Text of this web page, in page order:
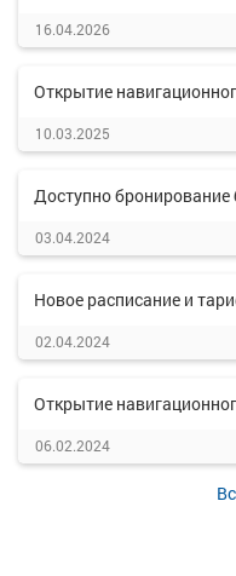
16.04.2026
Открытие
10.03.2025
Доступно бронирование
03.04.2024
Новое расписание и
02.04.2024
Открытие
06.02.2024